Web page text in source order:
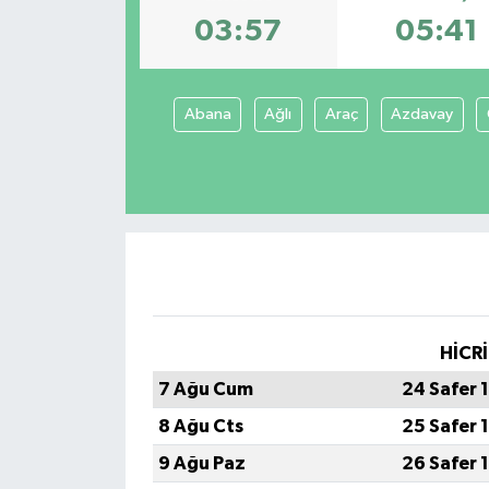
03:57 05:41
Abana Ağlı Araç Azdavay
HİCRİ
7 Ağu Cum
24 Safer
8 Ağu Cts
25 Safer
9 Ağu Paz
26 Safer